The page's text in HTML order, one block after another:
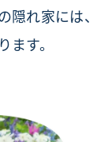
隠れ家には、
す。